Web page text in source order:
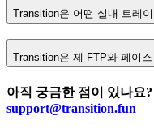
Transition은 어떤 실내 트레
Transition은 제 FTP와 페이
아직 궁금한 점이 있나요
support@transition.fun